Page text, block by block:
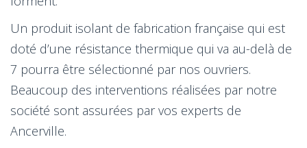
Un produit isolant de fabrication française qui est
doté d’une résistance thermique qui va au-delà de
7 pourra être sélectionné par nos ouvriers.
Beaucoup des interventions réalisées par notre
société sont assurées par vos experts de
Ancerville.